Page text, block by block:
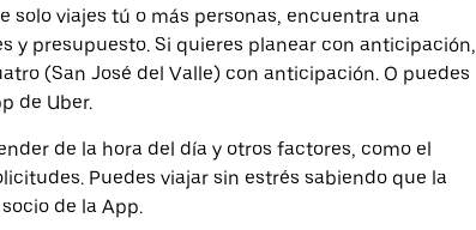
solo viajes tú o más personas, encuentra una
y presupuesto. Si quieres planear con anticipación,
(San José del Valle) con anticipación. O puedes
de Uber.
de la hora del día y otros factores, como el
Puedes viajar sin estrés sabiendo que la
de la App.